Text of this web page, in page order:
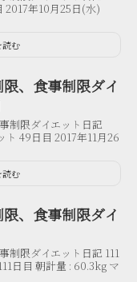
2017年10月25日(水)
む
、食事制限ダイ
制限ダイエット日記
ト 49日目 2017年11月26
む
、食事制限ダイ
制限ダイエット日記 111
日目 朝計量 : 60.3kg マ